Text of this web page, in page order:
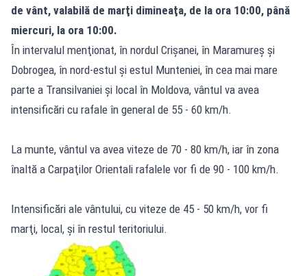
de vânt, valabilă de marţi dimineaţa, de la ora 10:00, până
miercuri, la ora 10:00.
În intervalul menţionat, în nordul Crişanei, în Maramureş şi
Dobrogea, în nord-estul şi estul Munteniei, în cea mai mare
parte a Transilvaniei şi local în Moldova, vântul va avea
intensificări cu rafale în general de 55 - 60 km/h.
La munte, vântul va avea viteze de 70 - 80 km/h, iar în zona
înaltă a Carpaţilor Orientali rafalele vor fi de 90 - 100 km/h.
Intensificări ale vântului, cu viteze de 45 - 50 km/h, vor fi
marţi, local, şi în restul teritoriului.